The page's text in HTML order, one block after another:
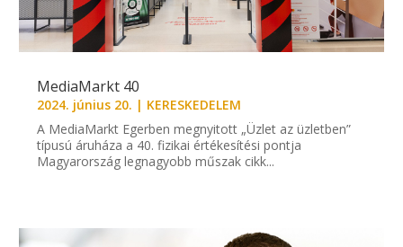
MediaMarkt 40
2024. június 20. | KERESKEDELEM
A MediaMarkt Egerben megnyitott „Üzlet az üzletben”
típusú áruháza a 40. fizikai értékesítési pontja
Magyarország legnagyobb műszak cikk...